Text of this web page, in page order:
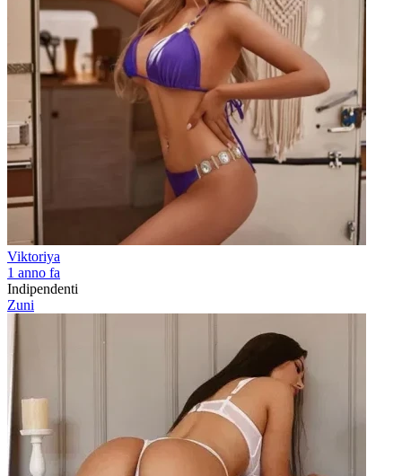
Viktoriya
1 anno fa
Indipendenti
Zuni